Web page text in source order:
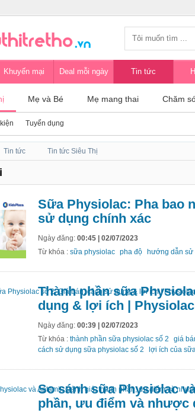
Khuyến mại Deal mỗi ngày Tin tức
Mẹ và Bé Mẹ mang thai Chăm
Tuyển dụng
Tin tức Tin tức Siêu Thị
Sữa Physiolac: Pha bao
sử dụng chính xác
Ngày đăng: 00:45 | 02/07/2023
Từ khóa : sữa physiolac pha độ hướng dẫn sử
Thành phần sữa
dụng & lợi ích | Physiolac
Ngày đăng: 00:39 | 02/07/2023
Từ khóa : thành phần sữa physiolac số 2
giá
cách sử dụng sữa physiolac số 2
lợi ích của
So sánh sữa Physiolac
phần, ưu điểm và nhược